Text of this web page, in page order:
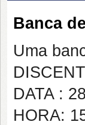
Banca
Uma
DATA :
HORA: